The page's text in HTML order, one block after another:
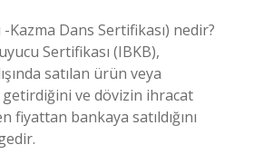
-Kazma Dans Sertifikası) nedir?
Sertifikası (IBKB),
satılan ürün veya
getirdiğini ve dövizin ihracat
fiyattan bankaya satıldığını